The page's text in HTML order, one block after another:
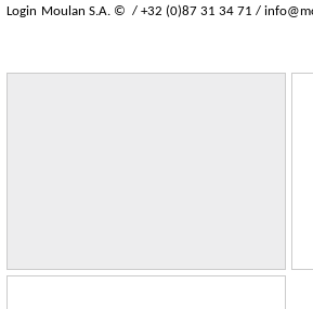
Login Moulan S.A. © / +32 (0)87 31 34 71 /